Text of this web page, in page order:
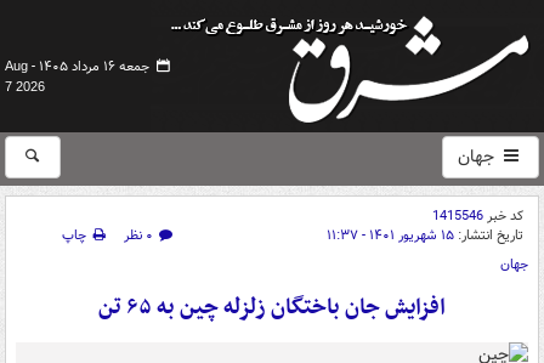
جمعه ۱۶ مرداد ۱۴۰۵ -
Aug
7 2026
جهان
کد خبر1415546
تاریخ انتشار: ۱۵ شهریور ۱۴۰۱ - ۱۱:۳۷ ۰ نظر
چاپ
جهان
افزایش جان باختگان زلزله چین به ۶۵ تن